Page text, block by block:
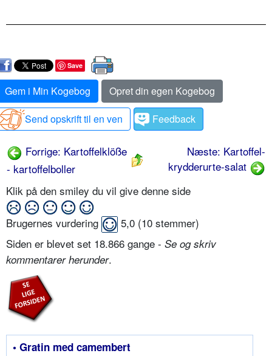
Save
Gem i Min Kogebog
Opret din egen Kogebog
Send opskrift til en ven
Feedback
Forrige: Kartoffelklöße
- kartoffelboller
Næste: Kartoffel-
krydderurte-salat
Klik på den smiley du vil give denne side
Brugernes vurdering 5,0 (10 stemmer)
Siden er blevet set 18.866 gange - Se og skriv
kommentarer herunder.
• Gratin med camembert